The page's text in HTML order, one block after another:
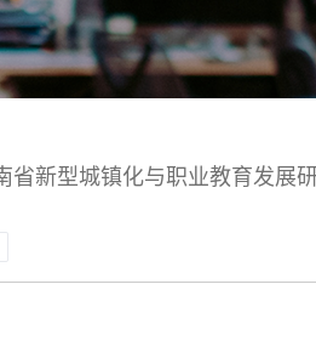
新型城镇化与职业教育发展